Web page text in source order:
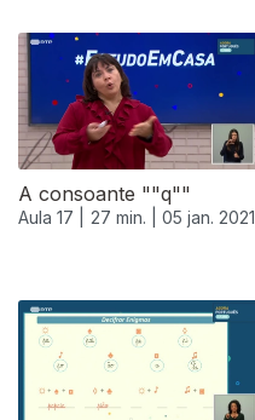
A consoante ""q""
Aula 17 | 27 min. | 05 jan. 2021